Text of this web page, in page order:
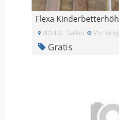
Flexa
9014 St. Gallen Vor
Gratis